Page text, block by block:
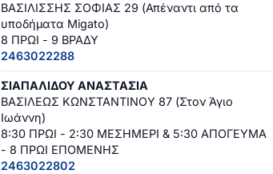
ΒΑΣΙΛΙΣΣΗΣ ΣΟΦΙΑΣ 29 (Απέναντι από τα
υποδήματα Migato)
8 ΠΡΩΙ - 9 ΒΡΑΔΥ
2463022288
ΣΙΑΠΑΛΙΔΟΥ ΑΝΑΣΤΑΣΙΑ
ΒΑΣΙΛΕΩΣ ΚΩΝΣΤΑΝΤΙΝΟΥ 87 (Στον Άγιο
Ιωάννη)
8:30 ΠΡΩΙ - 2:30 ΜΕΣΗΜΕΡΙ & 5:30 ΑΠΟΓΕΥΜΑ
- 8 ΠΡΩΙ ΕΠΟΜΕΝΗΣ
2463022802